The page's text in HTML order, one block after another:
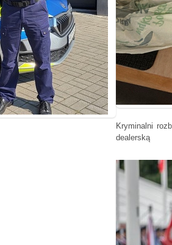
Kryminalni
dealerską